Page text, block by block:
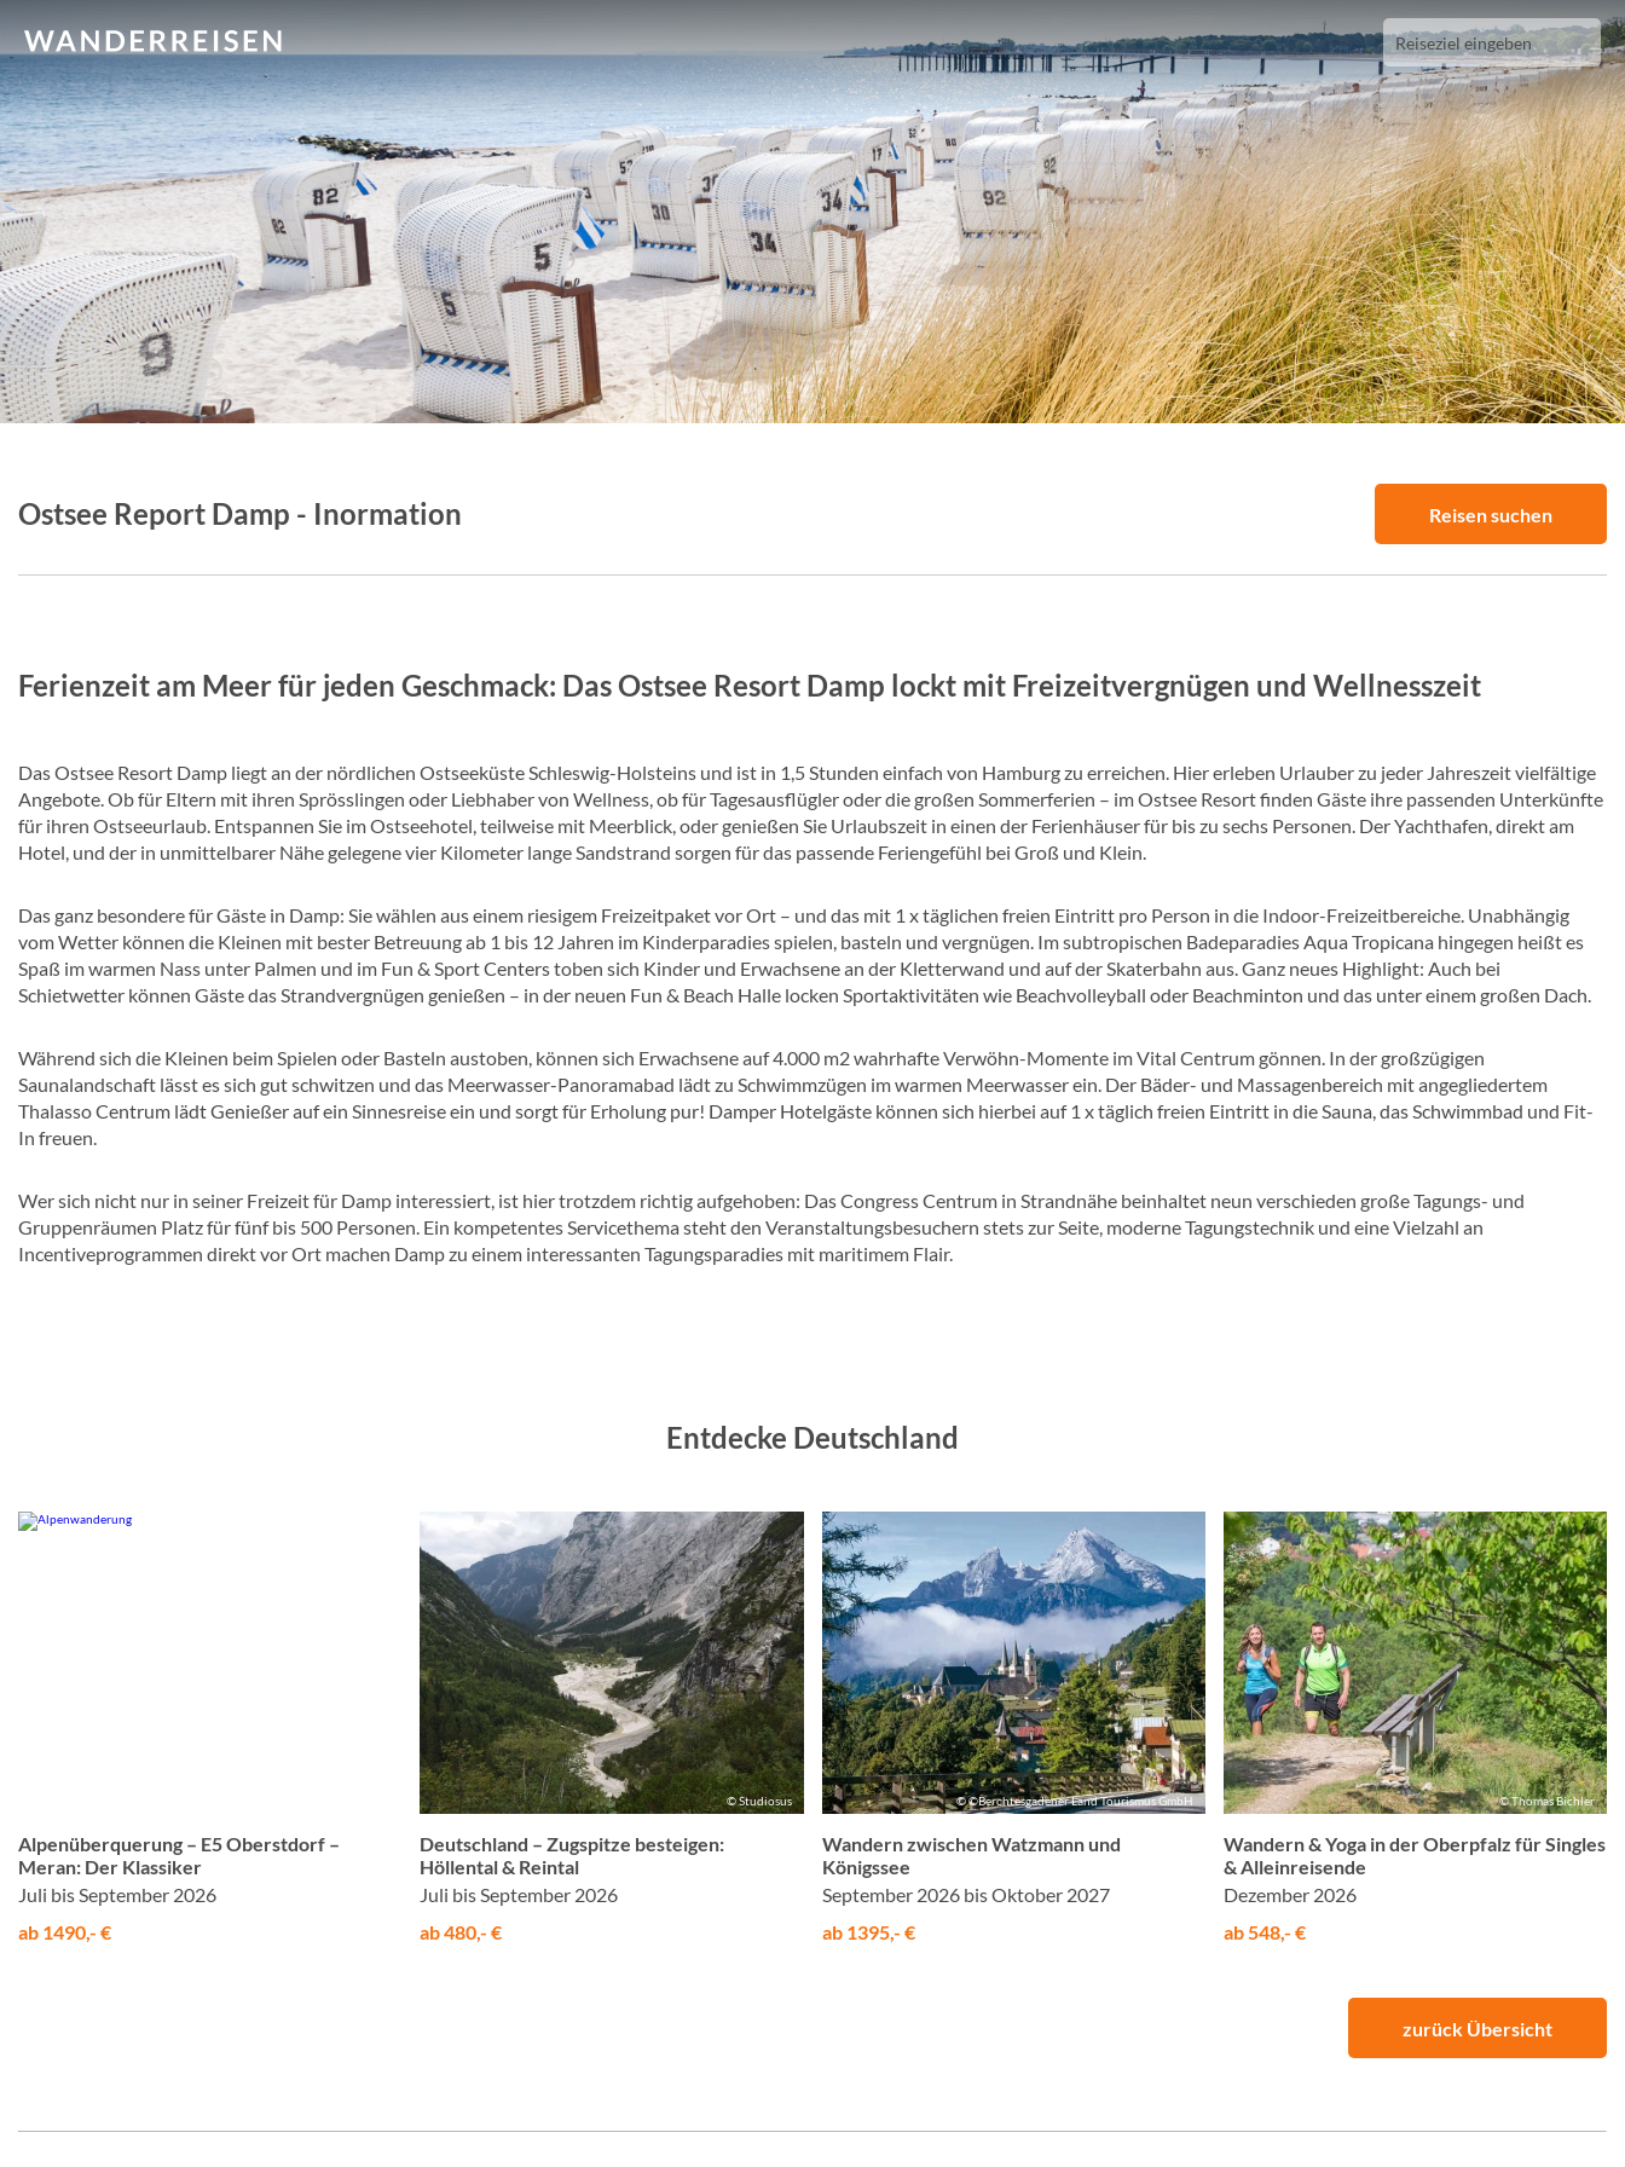
Ostsee Report Damp - Inormation Reisen suchen
Ferienzeit am Meer für jeden Geschmack: Das Ostsee Resort Damp lockt mit Freizeitvergnügen und Wellnesszeit
Das Ostsee Resort Damp liegt an der nördlichen Ostseeküste Schleswig-Holsteins und ist in 1,5 Stunden einfach von Hamburg zu erreichen. Hier erleben Urlauber zu jeder Jahreszeit vielfältige
Angebote. Ob für Eltern mit ihren Sprösslingen oder Liebhaber von Wellness, ob für Tagesausflügler oder die großen Sommerferien – im Ostsee Resort finden Gäste ihre passenden Unterkünfte
für ihren Ostseeurlaub. Entspannen Sie im Ostseehotel, teilweise mit Meerblick, oder genießen Sie Urlaubszeit in einen der Ferienhäuser für bis zu sechs Personen. Der Yachthafen, direkt am
Hotel, und der in unmittelbarer Nähe gelegene vier Kilometer lange Sandstrand sorgen für das passende Feriengefühl bei Groß und Klein.
Das ganz besondere für Gäste in Damp: Sie wählen aus einem riesigem Freizeitpaket vor Ort – und das mit 1 x täglichen freien Eintritt pro Person in die Indoor-Freizeitbereiche. Unabhängig
vom Wetter können die Kleinen mit bester Betreuung ab 1 bis 12 Jahren im Kinderparadies spielen, basteln und vergnügen. Im subtropischen Badeparadies Aqua Tropicana hingegen heißt es
Spaß im warmen Nass unter Palmen und im Fun & Sport Centers toben sich Kinder und Erwachsene an der Kletterwand und auf der Skaterbahn aus. Ganz neues Highlight: Auch bei
Schietwetter können Gäste das Strandvergnügen genießen – in der neuen Fun & Beach Halle locken Sportaktivitäten wie Beachvolleyball oder Beachminton und das unter einem großen Dach.
Während sich die Kleinen beim Spielen oder Basteln austoben, können sich Erwachsene auf 4.000 m2 wahrhafte Verwöhn-Momente im Vital Centrum gönnen. In der großzügigen
Saunalandschaft lässt es sich gut schwitzen und das Meerwasser-Panoramabad lädt zu Schwimmzügen im warmen Meerwasser ein. Der Bäder- und Massagenbereich mit angegliedertem
Thalasso Centrum lädt Genießer auf ein Sinnesreise ein und sorgt für Erholung pur! Damper Hotelgäste können sich hierbei auf 1 x täglich freien Eintritt in die Sauna, das Schwimmbad und Fit-
In freuen.
Wer sich nicht nur in seiner Freizeit für Damp interessiert, ist hier trotzdem richtig aufgehoben: Das Congress Centrum in Strandnähe beinhaltet neun verschieden große Tagungs- und
Gruppenräumen Platz für fünf bis 500 Personen. Ein kompetentes Servicethema steht den Veranstaltungsbesuchern stets zur Seite, moderne Tagungstechnik und eine Vielzahl an
Incentiveprogrammen direkt vor Ort machen Damp zu einem interessanten Tagungsparadies mit maritimem Flair.
Entdecke Deutschland
Alpenüberquerung – E5 Oberstdorf –
Meran: Der Klassiker
Juli bis September 2026
ab 1490,- €
© Studiosus
Deutschland – Zugspitze besteigen:
Höllental & Reintal
Juli bis September 2026
ab 480,- €
© ©Berchtesgadener Land Tourismus GmbH
Wandern zwischen Watzmann und
Königssee
September 2026 bis Oktober 2027
ab 1395,- €
© Thomas Bichler
Wandern & Yoga in der Oberpfalz für Singles
& Alleinreisende
Dezember 2026
ab 548,- €
zurück Übersicht